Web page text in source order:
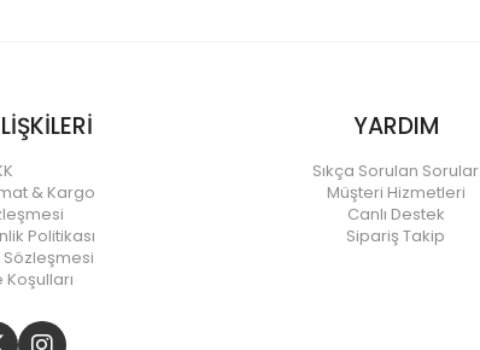
& Kargo
Politikası
Sözleşmesi
YARDIM
Sıkça Sorulan Sorular
Müşteri Hizmetleri
Canlı Destek
Sipariş Takip